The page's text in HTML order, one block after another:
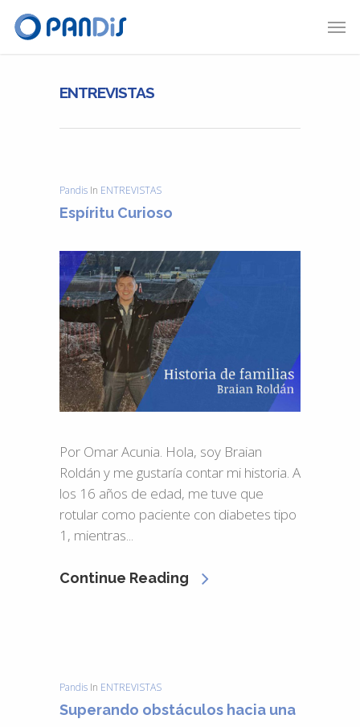
ENTREVISTAS
Pandis In ENTREVISTAS
Espíritu Curioso
Por Omar Acunia. Hola, soy Braian
Roldán y me gustaría contar mi historia. A
los 16 años de edad, me tuve que
rotular como paciente con diabetes tipo
1, mientras...
Continue Reading
Pandis In ENTREVISTAS
Superando obstáculos hacia una